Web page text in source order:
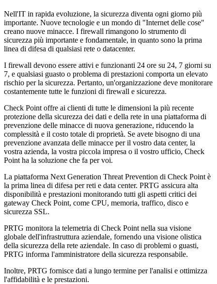
Nell'IT in rapida evoluzione, la sicurezza diventa ogni giorno più
importante. Nuove tecnologie e un mondo di "Internet delle cose"
creano nuove minacce. I firewall rimangono lo strumento di
sicurezza più importante e fondamentale, in quanto sono la prima
linea di difesa di qualsiasi rete o datacenter.
I firewall devono essere attivi e funzionanti 24 ore su 24, 7 giorni su
7, e qualsiasi guasto o problema di prestazioni comporta un elevato
rischio per la sicurezza. Pertanto, un'organizzazione deve monitorare
costantemente tutte le funzioni di firewall e sicurezza.
Check Point offre ai clienti di tutte le dimensioni la più recente
protezione della sicurezza dei dati e della rete in una piattaforma di
prevenzione delle minacce di nuova generazione, riducendo la
complessità e il costo totale di proprietà. Se avete bisogno di una
prevenzione avanzata delle minacce per il vostro data center, la
vostra azienda, la vostra piccola impresa o il vostro ufficio, Check
Point ha la soluzione che fa per voi.
La piattaforma Next Generation Threat Prevention di Check Point è
la prima linea di difesa per reti e data center. PRTG assicura alta
disponibilità e prestazioni monitorando tutti gli aspetti critici dei
gateway Check Point, come CPU, memoria, traffico, disco e
sicurezza SSL.
PRTG monitora la telemetria di Check Point nella sua visione
globale dell'infrastruttura aziendale, fornendo una visione olistica
della sicurezza della rete aziendale. In caso di problemi o guasti,
PRTG informa l'amministratore della sicurezza responsabile.
Inoltre, PRTG fornisce dati a lungo termine per l'analisi e ottimizza
l'affidabilità e le prestazioni.